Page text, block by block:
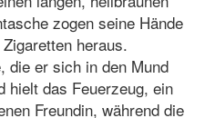
zogen seine Hände
heraus.
die er sich in den Mund
hielt das Feuerzeug, ein
Freundin, während die